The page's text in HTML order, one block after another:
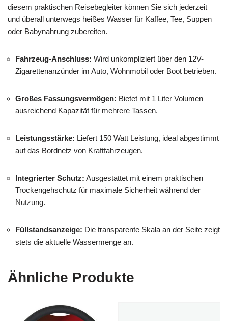
diesem praktischen Reisebegleiter können Sie sich jederzeit
und überall unterwegs heißes Wasser für Kaffee, Tee, Suppen
oder Babynahrung zubereiten.
Fahrzeug-Anschluss: Wird unkompliziert über den 12V-
Zigarettenanzünder im Auto, Wohnmobil oder Boot betrieben.
Großes Fassungsvermögen: Bietet mit 1 Liter Volumen
ausreichend Kapazität für mehrere Tassen.
Leistungsstärke: Liefert 150 Watt Leistung, ideal abgestimmt
auf das Bordnetz von Kraftfahrzeugen.
Integrierter Schutz: Ausgestattet mit einem praktischen
Trockengehschutz für maximale Sicherheit während der
Nutzung.
Füllstandsanzeige: Die transparente Skala an der Seite zeigt
stets die aktuelle Wassermenge an.
Ähnliche Produkte